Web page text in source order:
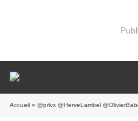
Accueil » @prlvx @HerveLambel